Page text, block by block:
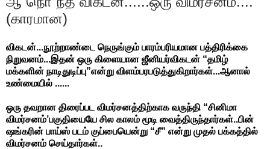
(காரமான)
விகடன்...நூற்றாண்டை நெருங்கும் பாரம்பரியமான பத்திரிக்கை
நிறுவனம்...இதன் ஒரு கிளையான ஜீனியர்விகடன் “தமிழ்
மக்களின் நாடிதுடிப்பு”என்று விளம்பரபடுத்துகிறார்கள்...ஆனால்
உண்மையில் ......
ஒரு தவறான திரைப்பட விமர்சனத்திற்காக வருந்தி “சினிமா
விமர்சனம்’பகுதியையே சில காலம் மூடி வைத்திருந்தார்கள்..பின்
ஷங்கரின் பாய்ஸ் படம் குப்பையென்று “சீ” என்று முதல் பக்கத்தில்
விமர்சனம் செய்தார்கள்..